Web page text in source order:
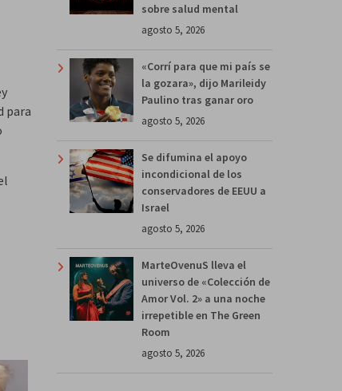
para
sobre salud mental
agosto 5, 2026
«Corrí para que mi país se
la gozara», dijo Marileidy
Paulino tras ganar oro
agosto 5, 2026
Se difumina el apoyo
incondicional de los
conservadores de EEUU a
Israel
agosto 5, 2026
MarteOvenuS lleva el
universo de «Colección de
Amor Vol. 2» a una noche
irrepetible en The Green
Room
agosto 5, 2026